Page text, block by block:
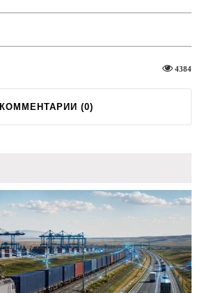
4384
КОММЕНТАРИИ (0)